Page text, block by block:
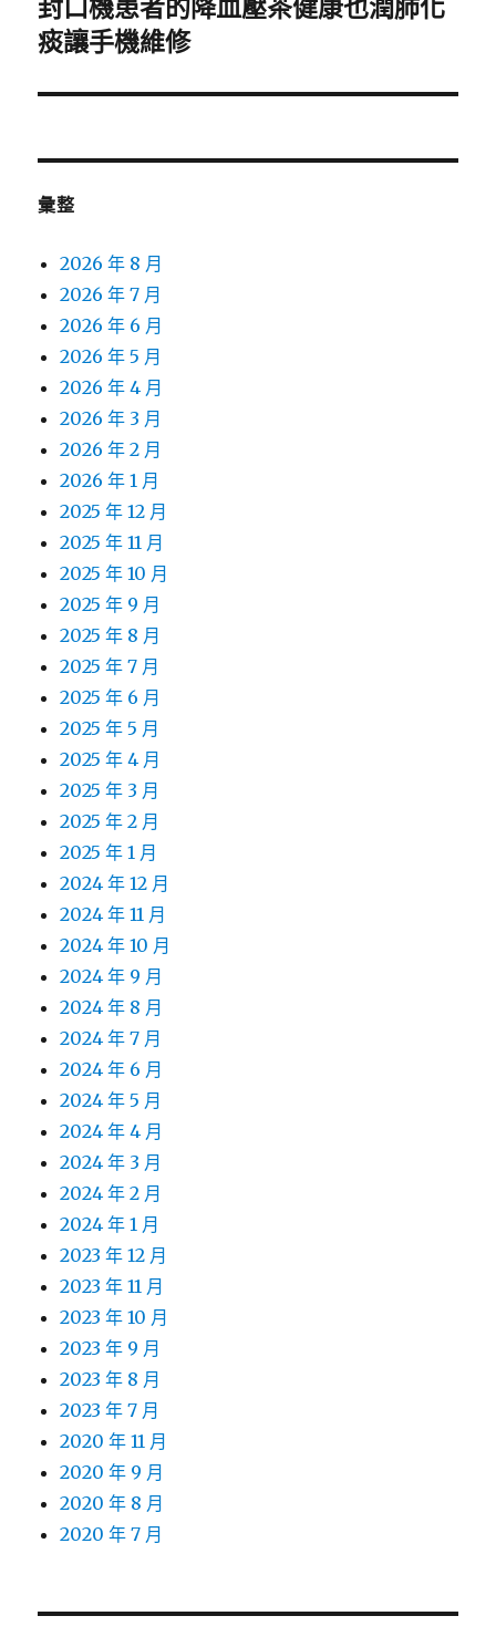
下
一
文
封口機患者的降血壓茶健康也潤肺化
痰讓手機維修
彙整
2026 年 8 月
2026 年 7 月
2026 年 6 月
2026 年 5 月
2026 年 4 月
2026 年 3 月
2026 年 2 月
2026 年 1 月
2025 年 12 月
2025 年 11 月
2025 年 10 月
2025 年 9 月
2025 年 8 月
2025 年 7 月
2025 年 6 月
2025 年 5 月
2025 年 4 月
2025 年 3 月
2025 年 2 月
2025 年 1 月
2024 年 12 月
2024 年 11 月
2024 年 10 月
2024 年 9 月
2024 年 8 月
2024 年 7 月
2024 年 6 月
2024 年 5 月
2024 年 4 月
2024 年 3 月
2024 年 2 月
2024 年 1 月
2023 年 12 月
2023 年 11 月
2023 年 10 月
2023 年 9 月
2023 年 8 月
2023 年 7 月
2020 年 11 月
2020 年 9 月
2020 年 8 月
2020 年 7 月